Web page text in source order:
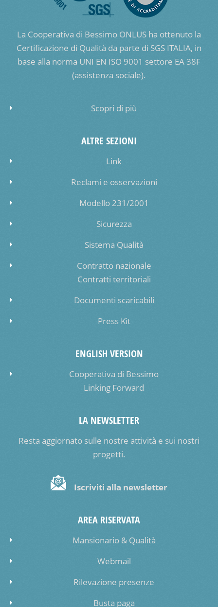
La Cooperativa di Bessimo ONLUS ha ottenuto la
Certificazione di Qualità da parte di SGS ITALIA, in
base alla norma UNI EN ISO 9001 settore EA 38F
(assistenza sociale).
Scopri di più
ALTRE SEZIONI
Link
Reclami e osservazioni
Modello 231/2001
Sicurezza
Sistema Qualità
Contratto nazionale
Contratti territoriali
Documenti scaricabili
Press Kit
ENGLISH VERSION
Cooperativa di Bessimo
Linking Forward
LA NEWSLETTER
Resta aggiornato sulle nostre attività e sui nostri
progetti.
Iscriviti alla newsletter
AREA RISERVATA
Mansionario & Qualità
Webmail
Rilevazione presenze
Busta paga